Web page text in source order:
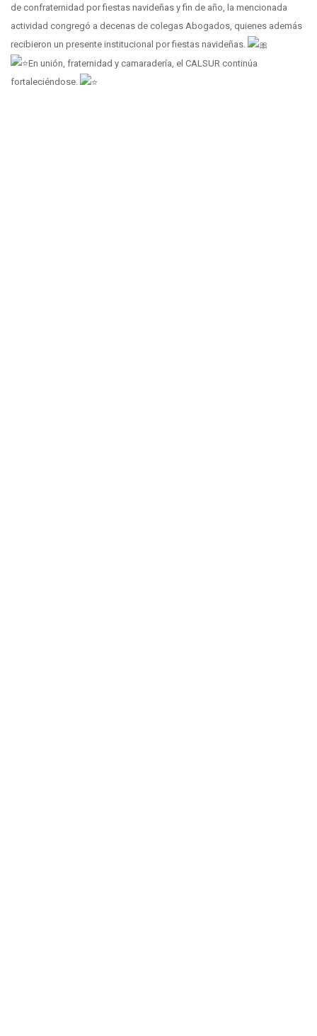
de confraternidad por fiestas navideñas y fin de año, la mencionada
actividad congregó a decenas de colegas Abogados, quienes además
recibieron un presente institucional por fiestas navideñas.
En unión, fraternidad y camaradería, el CALSUR continúa
fortaleciéndose.